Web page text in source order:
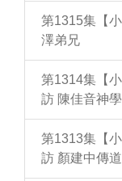
第1315集【
澤弟兄
第1314集【
訪 陳佳音神
第1313集【
訪 顏建中傳道